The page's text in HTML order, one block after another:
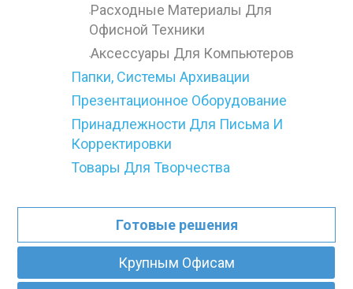
-Расходные Материалы Для
Офисной Техники
-Аксессуары Для Компьютеров
Папки, Системы Архивации
Презентационное Оборудование
Принадлежности Для Письма И
Корректировки
Товары Для Творчества
Готовые решения
Крупным Офисам